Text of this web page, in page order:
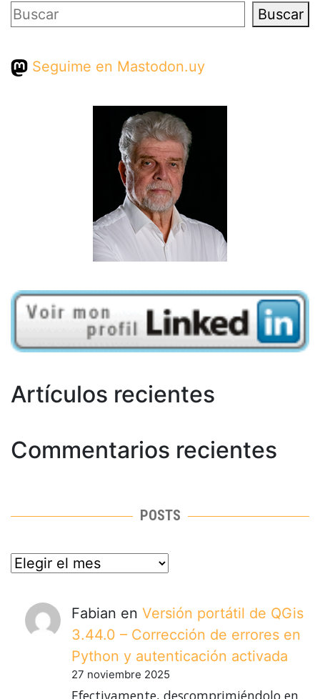
Buscar Buscar
Seguime en Mastodon.uy
Artículos recientes
Commentarios recientes
POSTS
posts
Fabian en Versión portátil de QGis
3.44.0 – Corrección de errores en
Python y autenticación activada
27 noviembre 2025
Efectivamente, descomprimiéndolo en